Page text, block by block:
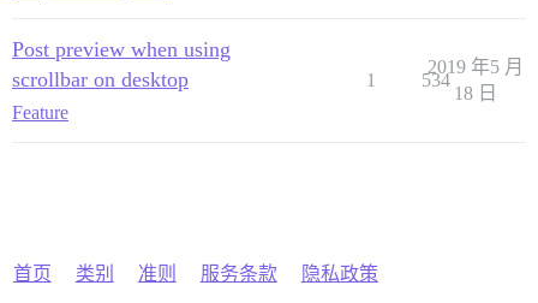
Post preview when using
scrollbar on desktop
Feature
1 534
2019 年5 月
18 日
首页 类别 准则 服务条款 隐私政策